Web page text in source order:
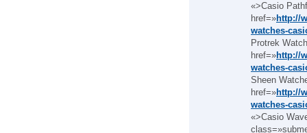
«>Casio
href=»http://
watches-
Protrek
href=»http://
watches-
Sheen
href=»http://
watches-
«>Casio